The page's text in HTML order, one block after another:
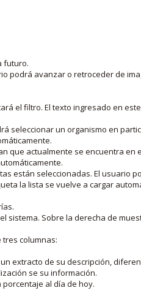
futuro.
podrá avanzar o retroceder de
el filtro. El texto ingresado en
seleccionar un organismo en
que actualmente se encuentra en
están seleccionadas. El usuario
la lista se vuelve a cargar
sistema. Sobre la derecha de
columnas:
extracto de su descripción,
se su información.
al día de hoy.